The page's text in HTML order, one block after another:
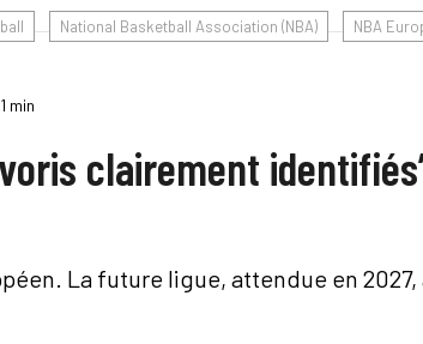
National Basketball Association (NBA) NBA
min
clairement
La future ligue, attendue en